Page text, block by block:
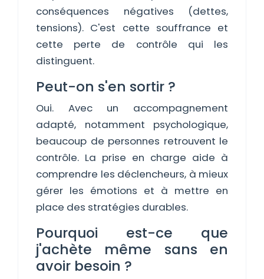
conséquences négatives (dettes,
tensions). C'est cette souffrance et
cette perte de contrôle qui les
distinguent.
Peut-on s'en sortir ?
Oui. Avec un accompagnement
adapté, notamment psychologique,
beaucoup de personnes retrouvent le
contrôle. La prise en charge aide à
comprendre les déclencheurs, à mieux
gérer les émotions et à mettre en
place des stratégies durables.
Pourquoi est-ce que
j'achète même sans en
avoir besoin ?